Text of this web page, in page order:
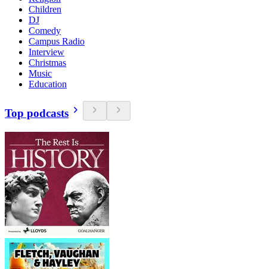
Children
DJ
Comedy
Campus Radio
Interview
Christmas
Music
Education
Top podcasts